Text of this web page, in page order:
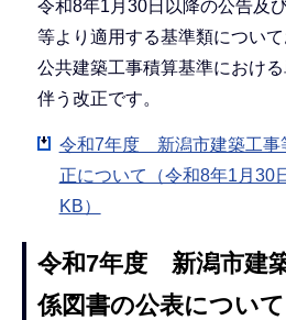
令和8年1月30日以降の公告及
等より適用する基準類について
公共建築工事積算基準におけ
伴う改正です。
令和7年度 新潟市建築工事
正について（令和8年1月30
KB）
令和7年度 新潟市建
係図書の公表につい